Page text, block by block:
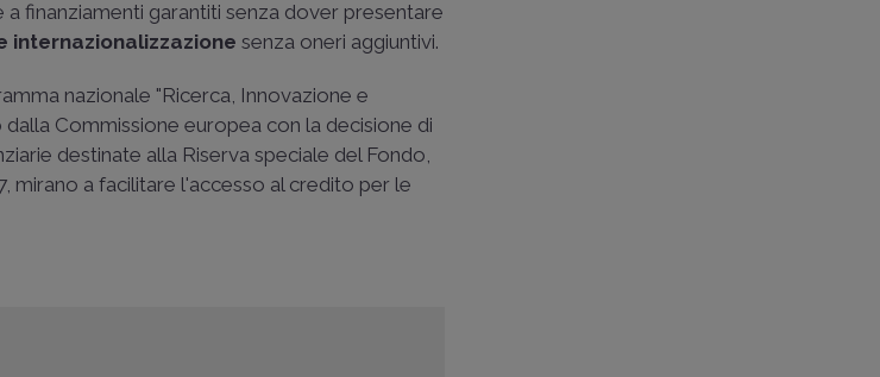
finanziamenti garantiti senza dover presentare
internazionalizzazione senza oneri aggiuntivi​.
nazionale "Ricerca, Innovazione e
Commissione europea con la decisione di
destinate alla Riserva speciale del Fondo,
mirano a facilitare l'accesso al credito per le